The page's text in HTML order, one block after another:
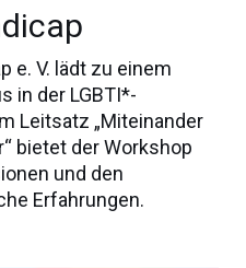
e. V. lädt zu einem
in der LGBTI*-
Leitsatz „Miteinander
bietet der Workshop
und den
Erfahrungen.